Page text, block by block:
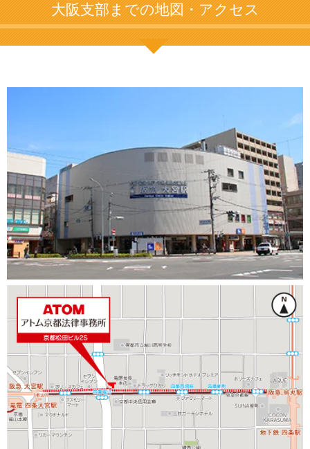
大阪支部までの地図・アクセス